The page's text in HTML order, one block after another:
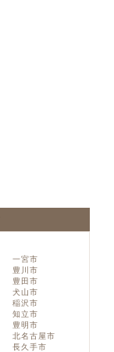
一宮市
豊川市
豊田市
犬山市
稲沢市
知立市
豊明市
北名古屋市
長久手市